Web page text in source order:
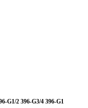
G1/2 396-G3/4 396-G1